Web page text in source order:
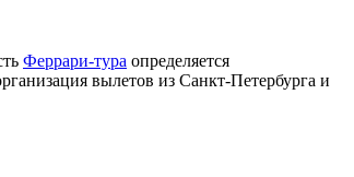
Феррари-тура определяется
вылетов из Санкт-Петербурга и